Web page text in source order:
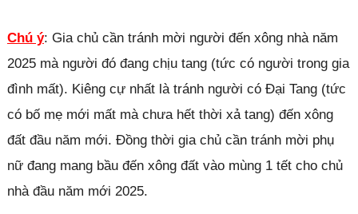
Chú ý: Gia chủ cần tránh mời người đến xông nhà năm
2025 mà người đó đang chịu tang (tức có người trong gia
đình mất). Kiêng cự nhất là tránh người có Đại Tang (tức
có bố mẹ mới mất mà chưa hết thời xả tang) đến xông
đất đầu năm mới. Đồng thời gia chủ cần tránh mời phụ
nữ đang mang bầu đến xông đất vào mùng 1 tết cho chủ
nhà đầu năm mới 2025.